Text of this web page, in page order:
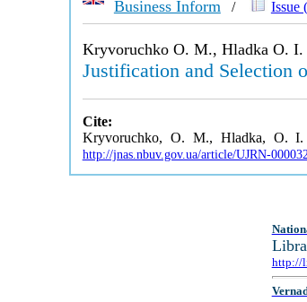
Business Inform / Issue (
Kryvoruchko O. M., Hladka O. I.
Justification and Selection
Cite:
Kryvoruchko, O. M., Hladka, O. I.
http://jnas.nbuv.gov.ua/article/UJRN-
http://